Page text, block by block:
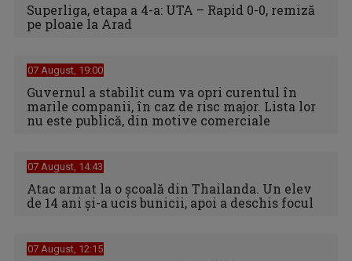
Superliga, etapa a 4-a: UTA – Rapid 0-0, remiză
pe ploaie la Arad
07 August, 19:00
Guvernul a stabilit cum va opri curentul în
marile companii, în caz de risc major. Lista lor
nu este publică, din motive comerciale
07 August, 14:43
Atac armat la o școală din Thailanda. Un elev
de 14 ani și-a ucis bunicii, apoi a deschis focul
07 August, 12:15